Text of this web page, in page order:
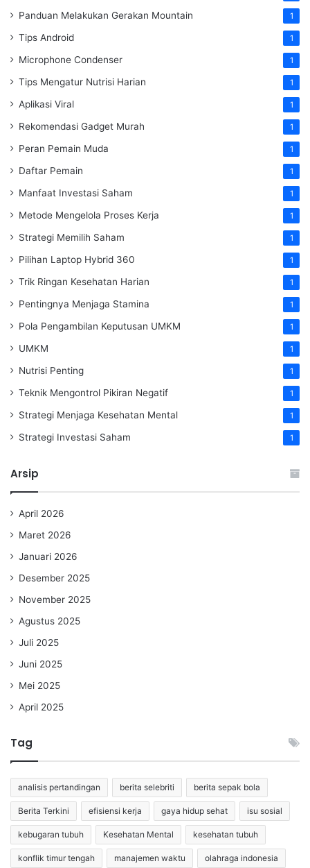
Panduan Melakukan Gerakan Mountain 1
Tips Android 1
Microphone Condenser 1
Tips Mengatur Nutrisi Harian 1
Aplikasi Viral 1
Rekomendasi Gadget Murah 1
Peran Pemain Muda 1
Daftar Pemain 1
Manfaat Investasi Saham 1
Metode Mengelola Proses Kerja 1
Strategi Memilih Saham 1
Pilihan Laptop Hybrid 360 1
Trik Ringan Kesehatan Harian 1
Pentingnya Menjaga Stamina 1
Pola Pengambilan Keputusan UMKM 1
UMKM 1
Nutrisi Penting 1
Teknik Mengontrol Pikiran Negatif 1
Strategi Menjaga Kesehatan Mental 1
Strategi Investasi Saham 1
Arsip
April 2026
Maret 2026
Januari 2026
Desember 2025
November 2025
Agustus 2025
Juli 2025
Juni 2025
Mei 2025
April 2025
Tag
analisis pertandingan berita selebriti berita sepak bola
Berita Terkini efisiensi kerja gaya hidup sehat isu sosial
kebugaran tubuh Kesehatan Mental kesehatan tubuh
konflik timur tengah manajemen waktu olahraga indonesia